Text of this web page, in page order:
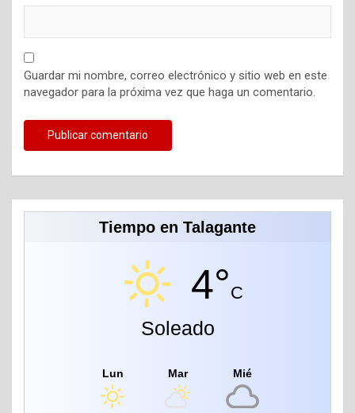
Guardar mi nombre, correo electrónico y sitio web en este
navegador para la próxima vez que haga un comentario.
Tiempo en Talagante
4°C
Soleado
Lun Mar Mié